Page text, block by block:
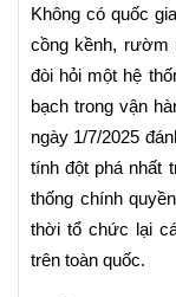
Không có quốc
cồng kềnh, rườm
đòi hỏi một hệ
bạch trong vận
ngày 1/7/2025
tính đột phá nhất
thống chính
thời tổ chức lại
trên toàn quốc.